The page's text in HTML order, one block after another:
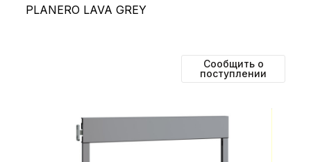
PLANERO LAVA GREY
Сообщить о
поступлении